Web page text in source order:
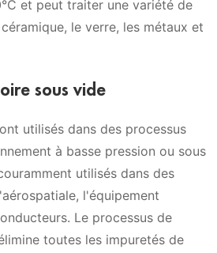
et peut traiter une variété de
le verre, les métaux et
sous vide
utilisés dans des processus
à basse pression ou sous
utilisés dans des
l'équipement
Le processus de
toutes les impuretés de